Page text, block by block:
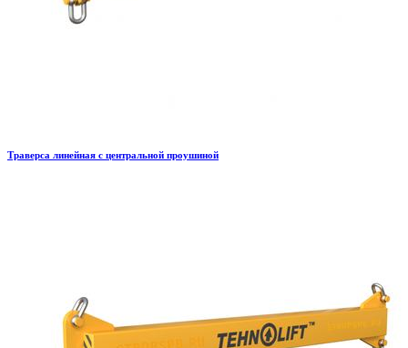
Траверса линейная с центральной проушиной